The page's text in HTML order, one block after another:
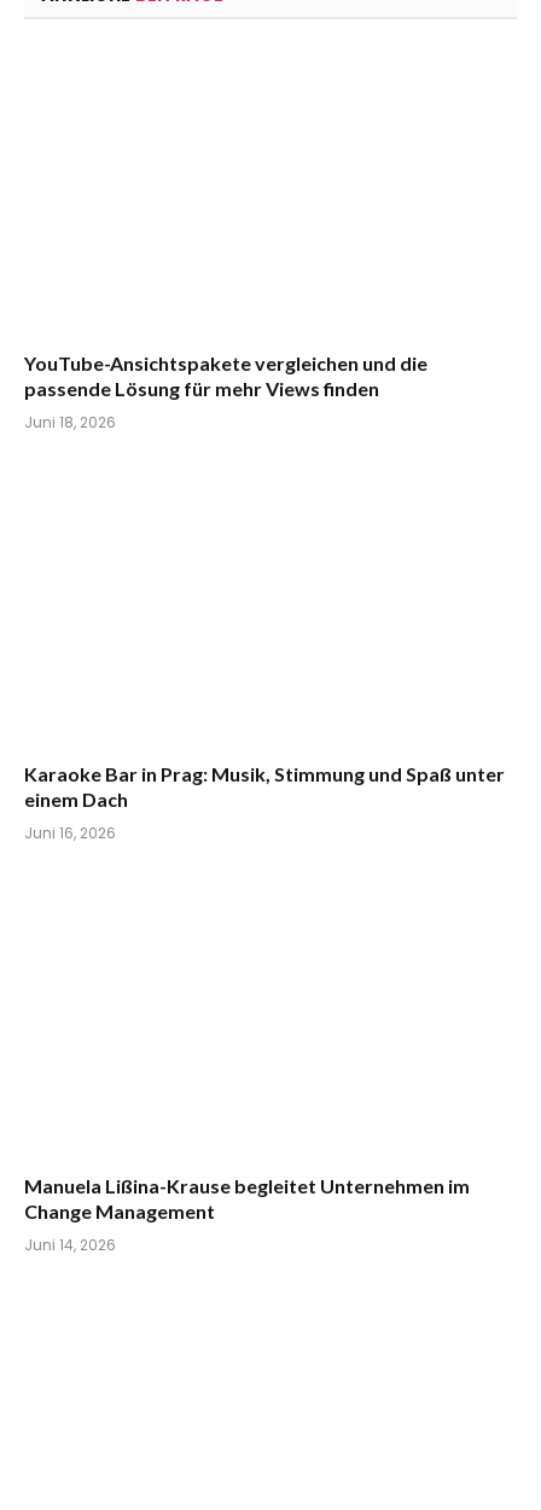
YouTube-Ansichtspakete vergleichen und die
passende Lösung für mehr Views finden
Juni 18, 2026
Karaoke Bar in Prag: Musik, Stimmung und Spaß unter
einem Dach
Juni 16, 2026
Manuela Lißina-Krause begleitet Unternehmen im
Change Management
Juni 14, 2026